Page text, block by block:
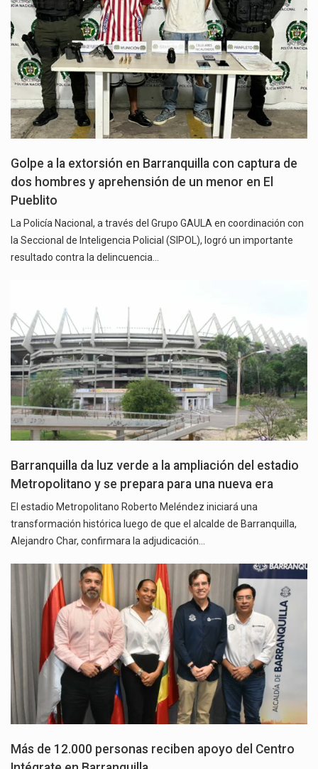
Golpe a la extorsión en Barranquilla con captura de
dos hombres y aprehensión de un menor en El
Pueblito
La Policía Nacional, a través del Grupo GAULA en coordinación con
la Seccional de Inteligencia Policial (SIPOL), logró un importante
resultado contra la delincuencia…
Barranquilla da luz verde a la ampliación del estadio
Metropolitano y se prepara para una nueva era
El estadio Metropolitano Roberto Meléndez iniciará una
transformación histórica luego de que el alcalde de Barranquilla,
Alejandro Char, confirmara la adjudicación…
Más de 12.000 personas reciben apoyo del Centro